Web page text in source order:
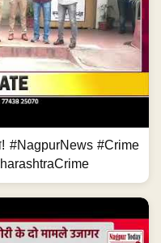
#NagpurNews #Crime